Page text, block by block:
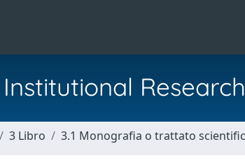
Institutional
3 Libro 3.1 Monografia o trattato